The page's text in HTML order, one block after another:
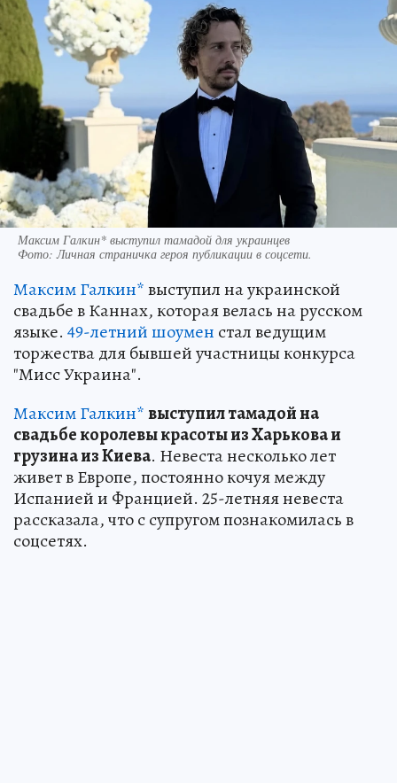
Максим Галкин* выступил тамадой для украинцев
Фото:Личная страничка героя публикации в соцсети.
Максим Галкин*выступил на украинской
свадьбе в Каннах, которая велась на русском
языке. 49-летний шоумен стал ведущим
торжества для бывшей участницы конкурса
"Мисс Украина".
Максим Галкин*выступил тамадой на
свадьбе королевы красоты из Харькова и
грузина из Киева. Невеста несколько лет
живет в Европе, постоянно кочуя между
Испанией и Францией. 25-летняя невеста
рассказала, что с супругом познакомилась в
соцсетях.